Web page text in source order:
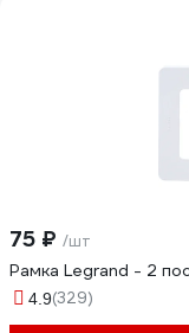
75 ₽ /шт
Рамка Legrand - 2
4.9(329)